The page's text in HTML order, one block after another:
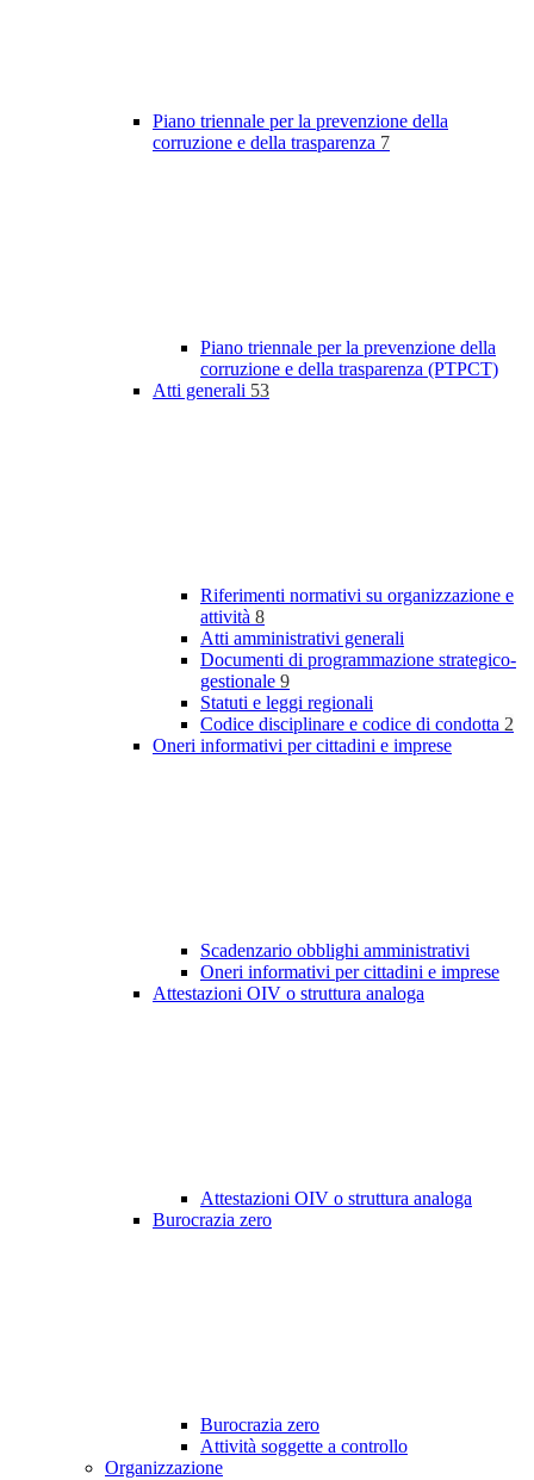
Piano triennale per la prevenzione della
corruzione e della trasparenza 7
Piano triennale per la prevenzione della
corruzione e della trasparenza (PTPCT)
Atti generali 53
Riferimenti normativi su organizzazione e
attività 8
Atti amministrativi generali
Documenti di programmazione strategico-
gestionale 9
Statuti e leggi regionali
Codice disciplinare e codice di condotta 2
Oneri informativi per cittadini e imprese
Scadenzario obblighi amministrativi
Oneri informativi per cittadini e imprese
Attestazioni OIV o struttura analoga
Attestazioni OIV o struttura analoga
Burocrazia zero
Burocrazia zero
Attività soggette a controllo
Organizzazione